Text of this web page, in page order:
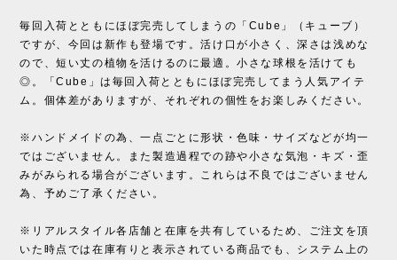
毎回入荷とともにほぼ完売してしまうの「Cube」（キューブ）
ですが、今回は新作も登場です。活け口が小さく、深さは浅めな
ので、短い丈の植物を活けるのに最適。小さな球根を活けても
◎。「Cube」は毎回入荷とともにほぼ完売してまう人気アイテ
ム。個体差がありますが、それぞれの個性をお楽しみください。
※ハンドメイドの為、一点ごとに形状・色味・サイズなどが均一
ではございません。また製造過程での跡や小さな気泡・キズ・歪
みがみられる場合がございます。これらは不良ではございません
為、予めご了承ください。
※リアルスタイル各店舗と在庫を共有しているため、ご注文を頂
いた時点では在庫有りと表示されている商品でも、システム上の